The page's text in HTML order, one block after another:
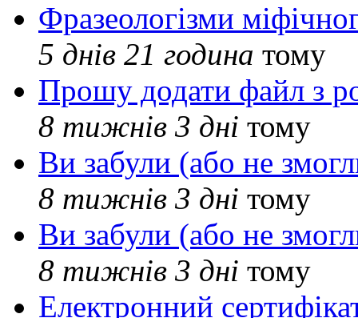
Фразеологізми
5 днів 21 година тому
Прошу додати файл з
8 тижнів 3 дні тому
Ви забули (або не
8 тижнів 3 дні тому
Ви забули (або не
8 тижнів 3 дні тому
Електронний